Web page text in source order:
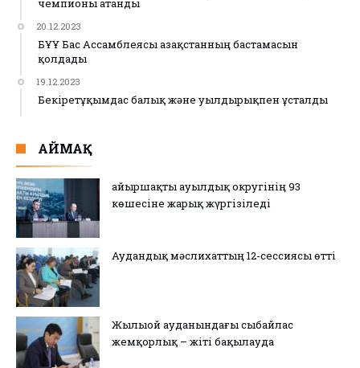
чемпионы атанды
20.12.2023
БҰҰ Бас Ассамблеясы Қазақстанның бастамасын
қолдады
19.12.2023
Бекіретұқымдас балық және уылдырықпен ұсталды
АЙМАҚ
Қайыршақты ауылдық округінің 93
көшесіне жарық жүргізіледі
Аудандық мәслихаттың 12-сессиясы өтті
Жылыой ауданындағы сыбайлас
жемқорлық – жіті бақылауда